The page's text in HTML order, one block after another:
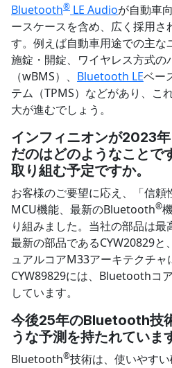
Bluetooth®︎ LE Audioが自動車
ースケースを含め、広く採用さ
す。例えば自動車用途での主
施錠・開錠、ワイヤレス方式の
（wBMS）、 Bluetooth LEベー
テム（TPMS）などがあり、こ
大が進むでしょう。
インフィニオンが2023
だのはどのようなことで
取り組む予定ですか。
お客様のご要望に応え、「信頼
MCU機能、最新のBluetooth®︎
り組みました。当社の部品は最
最新の部品であるCYW20829
ュアルコアM33アーキテクチャ
CYW89829には、Bluetoothコ
しています。
今後25年のBluetooth技
うな予測を持たれていま
Bluetooth®︎技術は、使いやす